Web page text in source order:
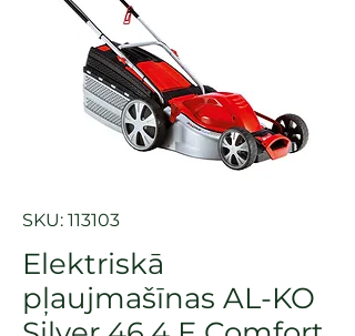
SKU: 113103
Elektriskā
pļaujmašīnas AL-KO